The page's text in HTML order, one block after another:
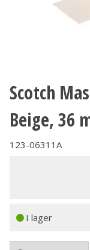
Scotch
Beige, 36
123-06311A
I lager